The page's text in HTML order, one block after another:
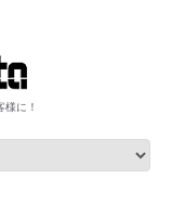
に！